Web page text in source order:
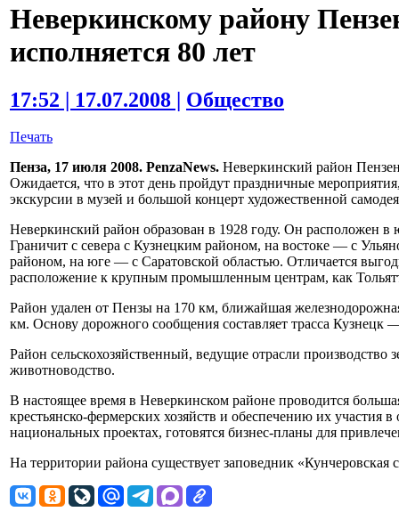
Неверкинскому району
исполняется 80 лет
17:52 | 17.07.2008 | Общество
Печать
Пенза, 17 июля 2008. PenzaNews. Неверкинский район
Ожидается, что в этот день пройдут праздничные
экскурсии в музей и большой концерт художественной
Неверкинский район образован в 1928 году. Он расположен в
Граничит с севера с Кузнецким районом, на востоке — с
районом, на юге — с Саратовской областью. Отличается
расположение к крупным промышленным центрам, как
Район удален от Пензы на 170 км, ближайшая
км. Основу дорожного сообщения составляет трасса Кузнецк
Район сельскохозяйственный, ведущие отрасли производство
животноводство.
В настоящее время в Неверкинском районе проводится
крестьянско-фермерских хозяйств и обеспечению их участия
национальных проектах, готовятся бизнес-планы для
На территории района существует заповедник «Кунчеровская